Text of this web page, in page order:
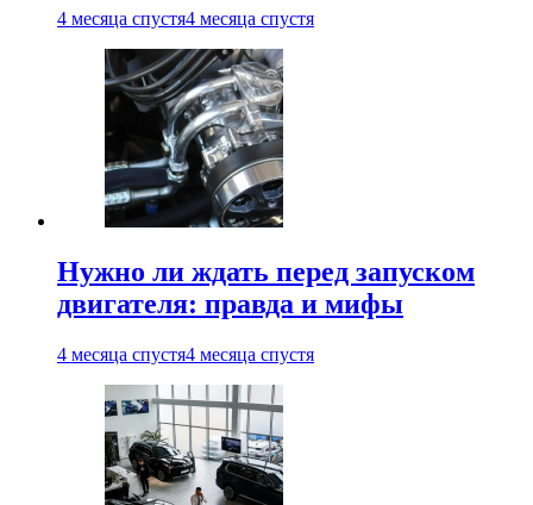
4 месяца спустя4 месяца спустя
Нужно ли ждать перед запуском
двигателя: правда и мифы
4 месяца спустя4 месяца спустя